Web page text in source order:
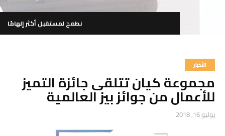
نطمح لمستقبل أكثر إلهامًا
الأخبار
مجموعة كيان تتلقى جائزة التميز
للأعمال من جوائز بيز العالمية
يوليو 16, 2018
ساعة العمل من 9:00 صباحاً إلى 6:00 مساءً (من الأحد إلى الخميس)
6611 000 92 966+